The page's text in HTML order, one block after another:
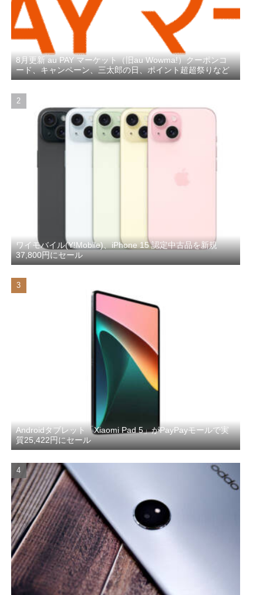
8月更新 au PAY マーケット（旧au Wowma!）クーポンコ
ード、キャンペーン、三太郎の日、ポイント超超祭りなど
ワイモバイル(Y!Mobile)、iPhone 15 認定中古品を新規
37,800円にセール
Androidタブレット「Xiaomi Pad 5」がPayPayモールで実
質25,422円にセール